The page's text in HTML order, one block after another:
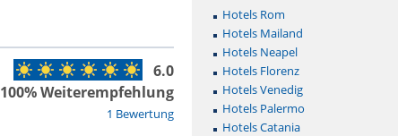
1 Bewertung
6.0
100% Weiterempfehlung
Hotels Rom
Hotels Mailand
Hotels Neapel
Hotels Florenz
Hotels Venedig
Hotels Palermo
Hotels Catania